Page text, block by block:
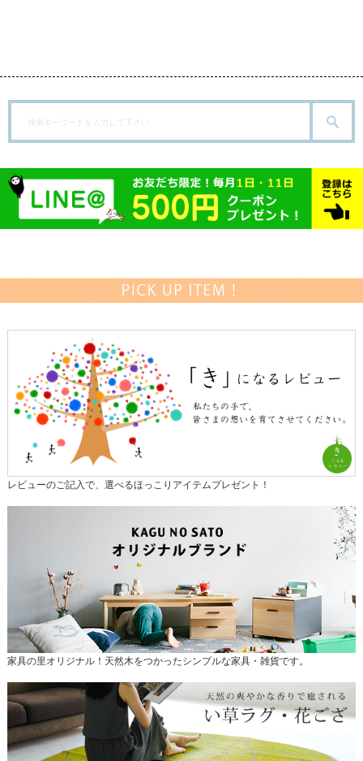
レビューのご記入で、選べるほっこりアイテムプレゼント！
家具の里オリジナル！天然木をつかったシンプルな家具・雑貨です。